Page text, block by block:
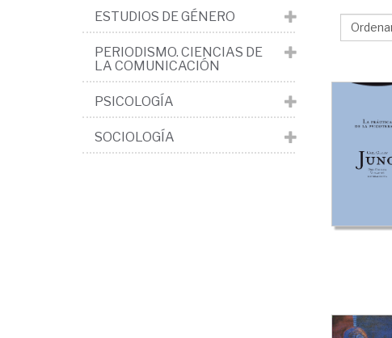
>
clínica
ESTUDIOS DE GÉNERO
PERIODISMO. CIENCIAS DE
LA COMUNICACIÓN
PSICOLOGÍA
SOCIOLOGÍA